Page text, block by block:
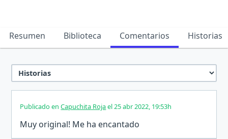
Resumen Biblioteca Comentarios Historias
Publicado enCapuchita Rojael 25 abr 2022, 19:53h
Muy original! Me ha encantado